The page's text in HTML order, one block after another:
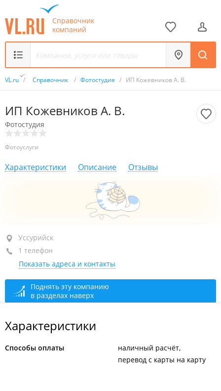
Справочник
компаний
VL.ru / Справочник / Фотостудия / ИП Кожевников А. В.
ИП Кожевников А. В.
Фотостудия
Фотоуслуги
Характеристики Описание Отзывы
Уссурийск, пр-т Блюхера, 51
2-й этаж, оф. 20
+7 924 261-95-50
По предварительной записи
10:00
Уссурийск
1 телефон
Показать адреса и контакты
Поднять эту компанию
в разделах наверх
Характеристики
Способы оплаты
наличный расчёт
перевод с карты на карту